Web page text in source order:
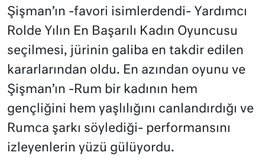
Şişman’ın -favori isimlerdendi- Yardımcı
Rolde Yılın En Başarılı Kadın Oyuncusu
seçilmesi, jürinin galiba en takdir edilen
kararlarından oldu. En azından oyunu ve
Şişman’ın -Rum bir kadının hem
gençliğini hem yaşlılığını canlandırdığı ve
Rumca şarkı söylediği- performansını
izleyenlerin yüzü gülüyordu.